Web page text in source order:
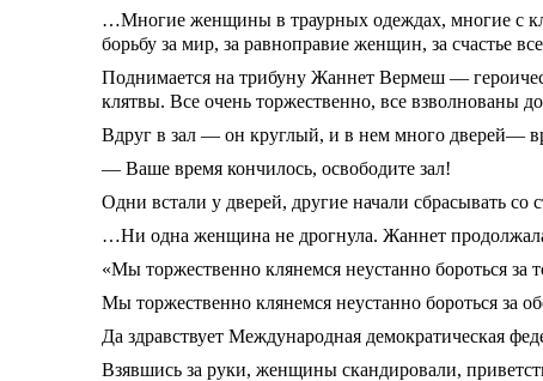
…Многие женщины в траурных одеждах, многие с
борьбу за мир, за равноправие женщин, за счастье
Поднимается на трибуну Жаннет Вермеш —
клятвы. Все очень торжественно, все взволнованы
Вдруг в зал — он круглый, и в нем много дверей—
— Ваше время кончилось, освободите зал!
Одни встали у дверей, другие начали сбрасывать
…Ни одна женщина не дрогнула. Жаннет
«Мы торжественно клянемся неустанно бороться
Мы торжественно клянемся неустанно бороться за
Да здравствует Международная демократическая
Взявшись за руки, женщины скандировали,